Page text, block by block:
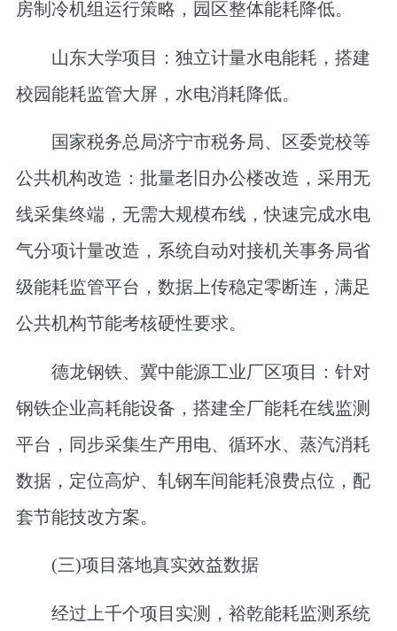
房制冷机组运行策略，园区整体能耗降低。
山东大学项目： 独立计量水电能耗，搭建
校园能耗监管大屏，水电消耗降低。
国家税务总局济宁市税务局、区委党校等
公共机构改造： 批量老旧办公楼改造，采用无
线采集终端，无需大规模布线，快速完成水电
气分项计量改造，系统自动对接机关事务局省
级能耗监管平台，数据上传稳定零断连，满足
公共机构节能考核硬性要求。
德龙钢铁、冀中能源工业厂区项目： 针对
钢铁企业高耗能设备，搭建全厂能耗在线监测
平台，同步采集生产用电、循环水、蒸汽消耗
数据，定位高炉、轧钢车间能耗浪费点位，配
套节能技改方案。
(三)项目落地真实效益数据
经过上千个项目实测，裕乾能耗监测系统